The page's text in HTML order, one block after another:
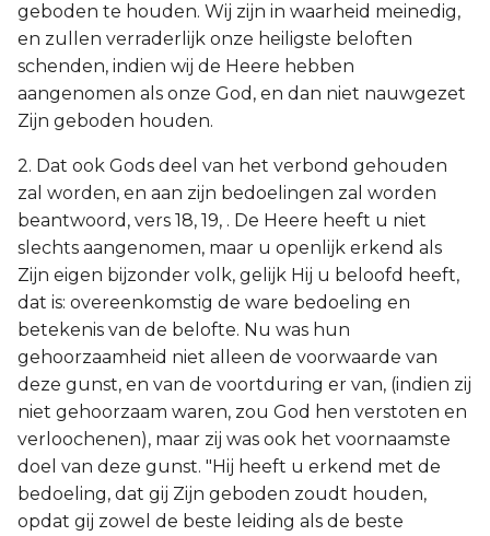
geboden te houden. Wij zijn in waarheid meinedig,
en zullen verraderlijk onze heiligste beloften
schenden, indien wij de Heere hebben
aangenomen als onze God, en dan niet nauwgezet
Zijn geboden houden.
2. Dat ook Gods deel van het verbond gehouden
zal worden, en aan zijn bedoelingen zal worden
beantwoord, vers 18, 19, . De Heere heeft u niet
slechts aangenomen, maar u openlijk erkend als
Zijn eigen bijzonder volk, gelijk Hij u beloofd heeft,
dat is: overeenkomstig de ware bedoeling en
betekenis van de belofte. Nu was hun
gehoorzaamheid niet alleen de voorwaarde van
deze gunst, en van de voortduring er van, (indien zij
niet gehoorzaam waren, zou God hen verstoten en
verloochenen), maar zij was ook het voornaamste
doel van deze gunst. "Hij heeft u erkend met de
bedoeling, dat gij Zijn geboden zoudt houden,
opdat gij zowel de beste leiding als de beste